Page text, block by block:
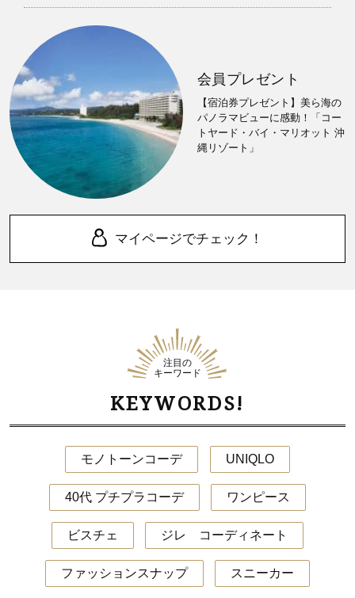
会員プレゼント
【宿泊券プレゼント】美ら海の
パノラマビューに感動！「コー
トヤード・バイ・マリオット 沖
縄リゾート」
マイページでチェック！
注目の
キーワード
KEYWORDS!
モノトーンコーデ UNIQLO
40代 プチプラコーデ ワンピース
ビスチェ ジレ コーディネート
ファッションスナップ スニーカー